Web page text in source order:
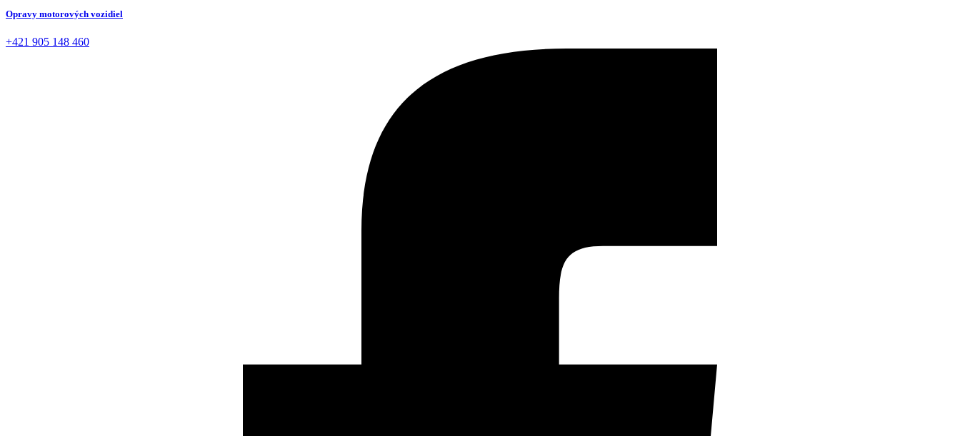
Opravy motorových vozidiel
+421 905 148 460